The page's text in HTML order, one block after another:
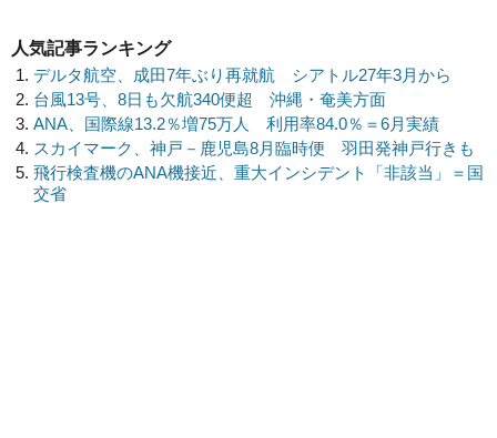
人気記事ランキング
デルタ航空、成田7年ぶり再就航 シアトル27年3月から
台風13号、8日も欠航340便超 沖縄・奄美方面
ANA、国際線13.2％増75万人 利用率84.0％＝6月実績
スカイマーク、神戸－鹿児島8月臨時便 羽田発神戸行きも
飛行検査機のANA機接近、重大インシデント「非該当」＝国
交省